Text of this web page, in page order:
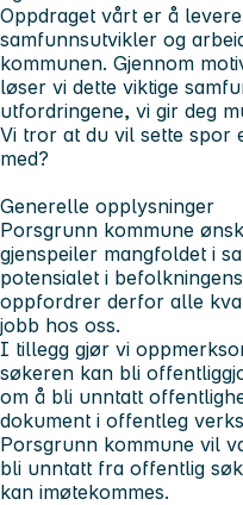
Oppdraget vårt er å
samfunnsutvikler og
kommunen. Gjennom
løser vi dette viktige
utfordringene, vi gir deg
Vi tror at du vil sette spor
med?
Generelle opplysninger
Porsgrunn kommune
gjenspeiler mangfoldet i
potensialet i
oppfordrer derfor alle
jobb hos oss.
I tillegg gjør vi
søkeren kan bli
om å bli unntatt
dokument i offentleg
Porsgrunn kommune vil
bli unntatt fra offentlig
kan imøtekommes.